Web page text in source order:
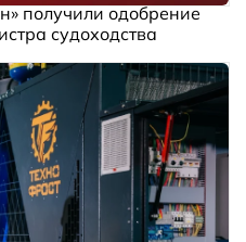
получили одобрение
судоходства